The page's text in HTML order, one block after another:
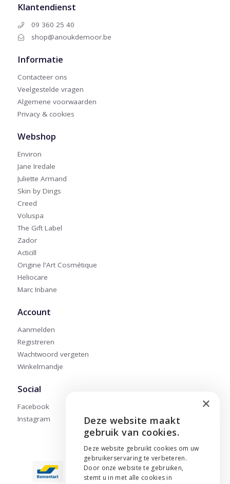
Klantendienst
09 360 25 40
shop@anoukdemoor.be
Informatie
Contacteer ons
Veelgestelde vragen
Algemene voorwaarden
Privacy & cookies
Webshop
Environ
Jane Iredale
Juliette Armand
Skin by Dings
Creed
Voluspa
The Gift Label
Zador
Acticill
Origine l'Art Cosmétique
Heliocare
Marc Inbane
Account
Aanmelden
Registreren
Wachtwoord vergeten
Winkelmandje
Social
Facebook
Instagram
ENGLISH
×
Deze website maakt
gebruik van cookies.
Deze website gebruikt cookies om uw
gebruikerservaring te verbeteren.
Door onze website te gebruiken,
stemt u in met alle cookies in